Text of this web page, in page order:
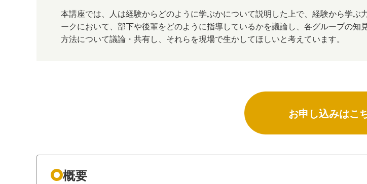
本講座では、人は経験からどのように学ぶかについて説明した上で、経験から学
ークにおいて、部下や後輩をどのように指導しているかを議論し、各グループの
方法について議論・共有し、それらを現場で生かしてほしいと考えています。
お申し込みはこ
概要